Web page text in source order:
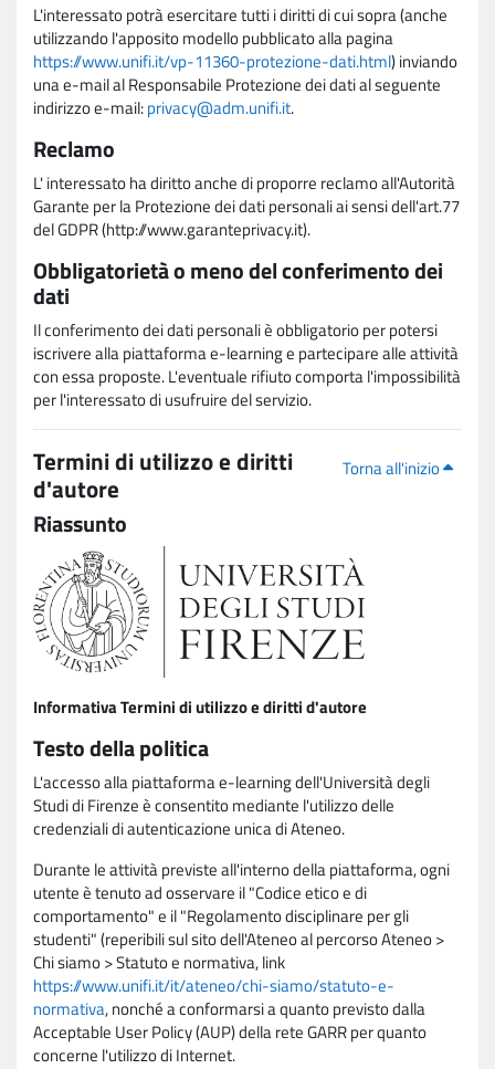
L'interessato potrà esercitare tutti i diritti di cui sopra (anche
utilizzando l'apposito modello pubblicato alla pagina
https://www.unifi.it/vp-11360-protezione-dati.html) inviando
una e-mail al Responsabile Protezione dei dati al seguente
indirizzo e-mail:privacy@adm.unifi.it.
Reclamo
L' interessato ha diritto anche di proporre reclamo all'Autorità
Garante per la Protezione dei dati personali ai sensi dell'art.77
del GDPR (http://www.garanteprivacy.it).
Obbligatorietà o meno del conferimento dei
dati
Il conferimento dei dati personali è obbligatorio per potersi
iscrivere alla piattaforma e-learning e partecipare alle attività
con essa proposte. L'eventuale rifiuto comporta l'impossibilità
per l'interessato di usufruire del servizio.
Torna all'inizio
Termini di utilizzo e diritti
d'autore
Riassunto
Informativa Termini di utilizzo e diritti d'autore
Testo della politica
L'accesso alla piattaforma e-learning dell'Università degli
Studi di Firenze è consentito mediante l'utilizzo delle
credenziali di autenticazione unica di Ateneo.
Durante le attività previste all'interno della piattaforma, ogni
utente è tenuto ad osservare il "Codice etico e di
comportamento" e il "Regolamento disciplinare per gli
studenti" (reperibili sul sito dell'Ateneo al percorso Ateneo >
Chi siamo > Statuto e normativa, link
https://www.unifi.it/it/ateneo/chi-siamo/statuto-e-
normativa, nonché a conformarsi a quanto previsto dalla
Acceptable User Policy (AUP) della rete GARR per quanto
concerne l'utilizzo di Internet.